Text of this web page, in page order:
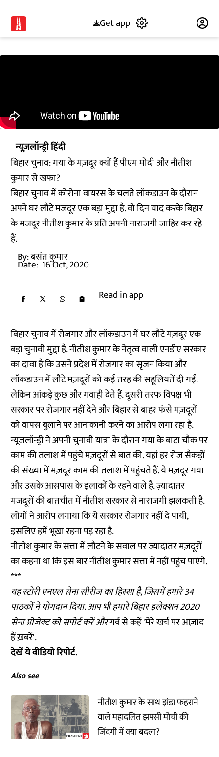
Get app
न्यूज़लॉन्ड्री हिंदी
बिहार चुनाव: गया के मज़दूर क्यों हैं पीएम मोदी और नीतीश
कुमार से खफा?
बिहार चुनाव में कोरोना वायरस के चलते लॉकडाउन के दौरान
अपने घर लौटे मजदूर एक बड़ा मुद्दा है. वो दिन याद करके बिहार
के मजदूर नीतीश कुमार के प्रति अपनी नाराजगी जाहिर कर रहे
हैं.
By:बसंत कुमार
Date: 16 Oct, 2020
Read in app
बिहार चुनाव में रोजगार और लॉकडाउन में घर लौटे मज़दूर एक
बड़ा चुनावी मुद्दा हैं. नीतीश कुमार के नेतृत्व वाली एनडीए सरकार
का दावा है कि उसने प्रदेश में रोजगार का सृजन किया और
लॉकडाउन में लौटे मज़दूरों को कई तरह की सहूलियतें दी गईं.
लेकिन आंकड़े कुछ और गवाही देते हैं. दूसरी तरफ विपक्ष भी
सरकार पर रोजगार नहीं देने और बिहार से बाहर फंसे मज़दूरों
को वापस बुलाने पर आनाकानी करने का आरोप लगा रहा है.
न्यूजलॉन्ड्री ने अपनी चुनावी यात्रा के दौरान गया के बाटा चौक पर
काम की तलाश में पहुंचे मज़दूरों से बात की. यहां हर रोज सैकड़ों
की संख्या में मज़दूर काम की तलाश में पहुंचते हैं. ये मज़दूर गया
और उसके आसपास के इलाकों के रहने वाले हैं. ज़्यादातर
मजदूरों की बातचीत में नीतीश सरकार से नाराजगी झलकती है.
लोगों ने आरोप लगाया कि ये सरकार रोजगार नहीं दे पायी,
इसलिए हमें भूखा रहना पड़ रहा है.
नीतीश कुमार के सत्ता में लौटने के सवाल पर ज्यादातर मज़दूरों
का कहना था कि इस बार नीतीश कुमार सत्ता में नहीं पहुंच पाएंगे.
***
यह स्टोरी एनएल सेना सीरीज का हिस्सा है, जिसमें हमारे 34
पाठकों ने योगदान दिया. आप भी हमारेबिहार इलेक्शन 2020
सेना प्रोजेक्ट को सपोर्ट करें औरगर्व से कहें 'मेरे खर्च पर आज़ाद
हैं ख़बरें'.
देखें ये वीडियो रिपोर्ट.
Also see
नीतीश कुमार के साथ झंडा फहराने
वाले महादलित झपसी मोची की
जिंदगी में क्या बदला?